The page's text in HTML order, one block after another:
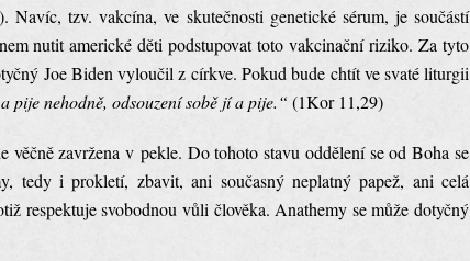
tzv. vakcína, ve skutečnosti genetické sérum, je součástí
nutit americké děti podstupovat toto vakcinační riziko. Za tyto
Joe Biden vyloučil z církve. Pokud bude chtít ve svaté liturgii
pije nehodně, odsouzení sobě jí a pije.“ (1Kor 11,29)
zavržena v pekle. Do tohoto stavu oddělení se od Boha se
tedy i prokletí, zbavit, ani současný neplatný papež, ani celá
respektuje svobodnou vůli člověka. Anathemy se může dotyčný